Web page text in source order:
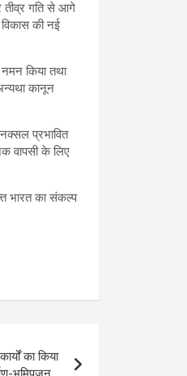
तीव्र गति से आगे
की नई
किया तथा
कानून
प्रभावित
वापसी के लिए
भारत का संकल्प
का किया